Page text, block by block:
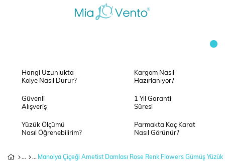
Hangi Uzunlukta
Kolye Nasıl Durur?
Kargom Nasıl
Hazırlanıyor?
Güvenli
Alışveriş
1 Yıl Garanti
Süresi
Yüzük Ölçümü
Nasıl Öğrenebilirim?
Parmakta Kaç Karat
Nasıl Görünür?
Manolya Çiçeği Ametist Damlası Rose Renk Flowers Gümüş Yüzük